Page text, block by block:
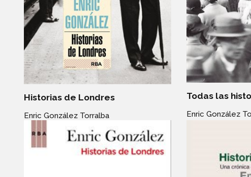
Historias de Londres
Enric González Torralba
Todas las
Enric González